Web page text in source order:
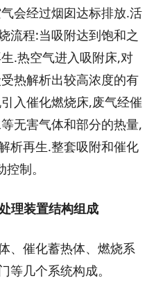
会经过烟囱达标排放.活
流程:当吸附达到饱和之
.热空气进入吸附床,对
热解析出较高浓度的有
入催化燃烧床,废气经催
无害气体和部分的热量,
析再生.整套吸附和催化
制。
理装置结构组成
、催化蓄热体、燃烧系
等几个系统构成。